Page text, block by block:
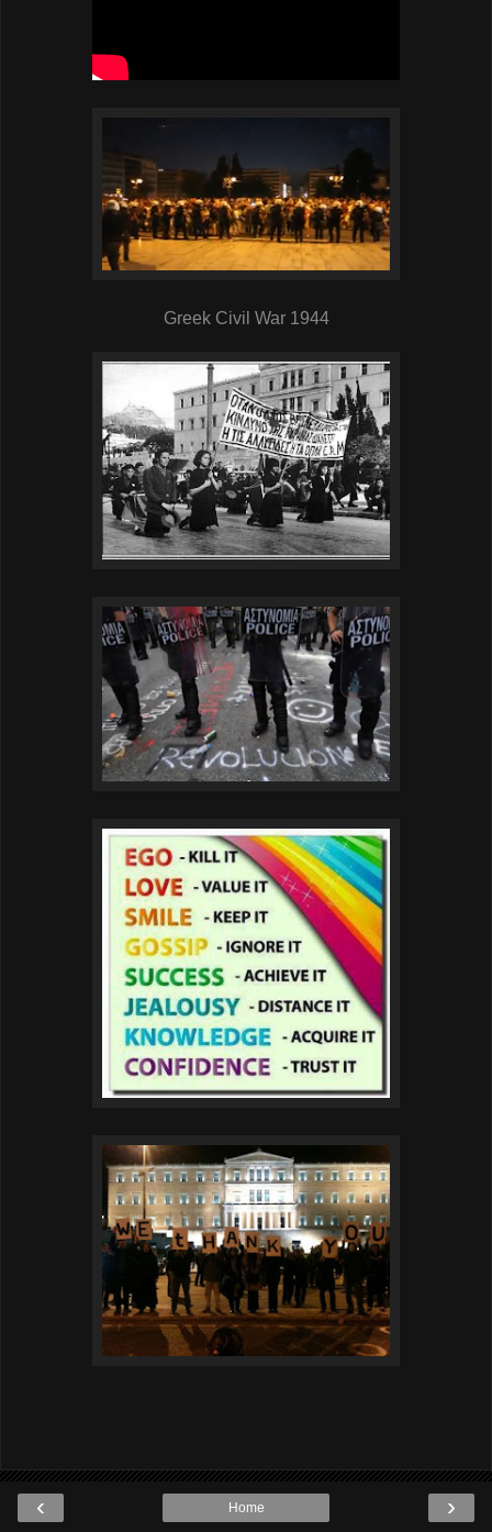
Greek Civil War 1944
‹ ›
Home